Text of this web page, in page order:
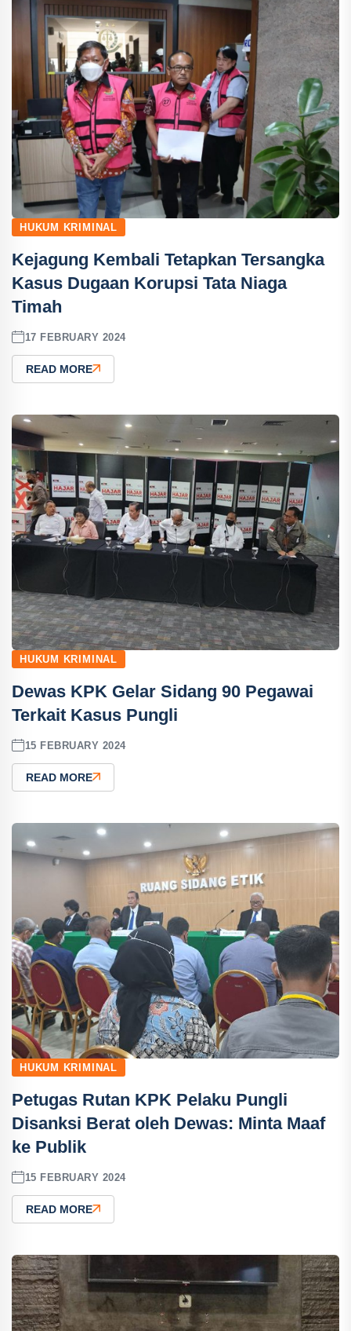
HUKUM KRIMINAL
Kejagung Kembali Tetapkan Tersangka
Kasus Dugaan Korupsi Tata Niaga
Timah
17 FEBRUARY 2024
READ MORE
HUKUM KRIMINAL
Dewas KPK Gelar Sidang 90 Pegawai
Terkait Kasus Pungli
15 FEBRUARY 2024
READ MORE
HUKUM KRIMINAL
Petugas Rutan KPK Pelaku Pungli
Disanksi Berat oleh Dewas: Minta Maaf
ke Publik
15 FEBRUARY 2024
READ MORE